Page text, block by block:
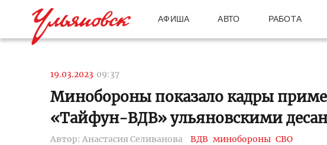
АФИША АВТО РАБОТА
19.03.2023 09:37
Минобороны показало кадры
«Тайфун-ВДВ» ульяновскими
Автор: Анастасия Селиванова ВДВ минобороны СВО